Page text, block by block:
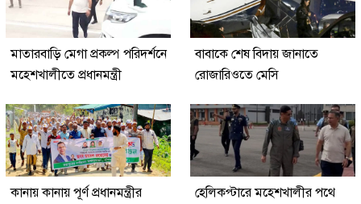
মাতারবাড়ি মেগা প্রকল্প পরিদর্শনে
মহেশখালীতে প্রধানমন্ত্রী
বাবাকে শেষ বিদায় জানাতে
রোজারিওতে মেসি
কানায় কানায় পূর্ণ প্রধানমন্ত্রীর
হেলিকপ্টারে মহেশখালীর পথে